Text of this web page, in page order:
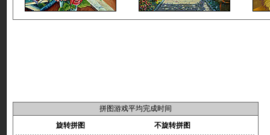
拼图游戏平均完成时间
旋转拼图
不旋转拼图